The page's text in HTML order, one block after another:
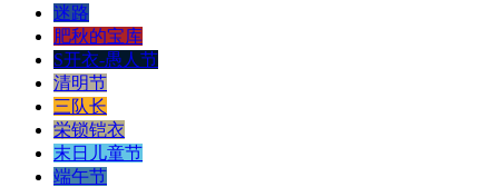
迷路
肥秋的宝库
S开衣-愚人节
清明节
三队长
栄锁铠衣
末日儿童节
端午节